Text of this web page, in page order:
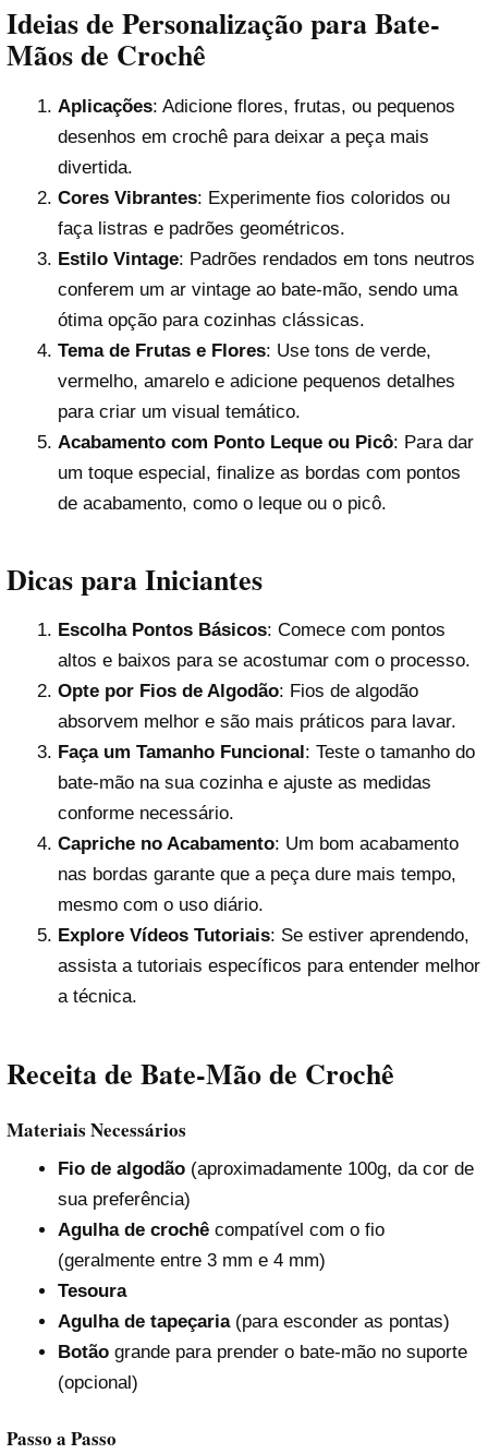
Ideias de Personalização para Bate-
Mãos de Crochê
Aplicações: Adicione flores, frutas, ou pequenos
desenhos em crochê para deixar a peça mais
divertida.
Cores Vibrantes: Experimente fios coloridos ou
faça listras e padrões geométricos.
Estilo Vintage: Padrões rendados em tons neutros
conferem um ar vintage ao bate-mão, sendo uma
ótima opção para cozinhas clássicas.
Tema de Frutas e Flores: Use tons de verde,
vermelho, amarelo e adicione pequenos detalhes
para criar um visual temático.
Acabamento com Ponto Leque ou Picô: Para dar
um toque especial, finalize as bordas com pontos
de acabamento, como o leque ou o picô.
Dicas para Iniciantes
Escolha Pontos Básicos: Comece com pontos
altos e baixos para se acostumar com o processo.
Opte por Fios de Algodão: Fios de algodão
absorvem melhor e são mais práticos para lavar.
Faça um Tamanho Funcional : Teste o tamanho do
bate-mão na sua cozinha e ajuste as medidas
conforme necessário.
Capriche no Acabamento: Um bom acabamento
nas bordas garante que a peça dure mais tempo,
mesmo com o uso diário.
Explore Vídeos Tutoriais: Se estiver aprendendo,
assista a tutoriais específicos para entender melhor
a técnica.
Receita de Bate-Mão de Crochê
Materiais Necessários
Fio de algodão(aproximadamente 100g, da cor de
sua preferência)
Agulha de crochêcompatível com o fio
(geralmente entre 3 mm e 4 mm)
Tesoura
Agulha de tapeçaria(para esconder as pontas)
Botãogrande para prender o bate-mão no suporte
(opcional)
Passo a Passo